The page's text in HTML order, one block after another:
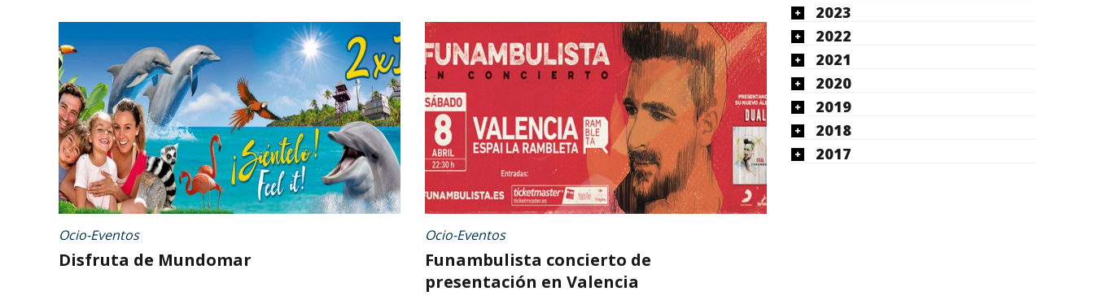
Ocio-Eventos
Disfruta de Mundomar
Ocio-Eventos
Funambulista concierto de
presentación en Valencia
2023
2022
2021
2020
2019
2018
2017